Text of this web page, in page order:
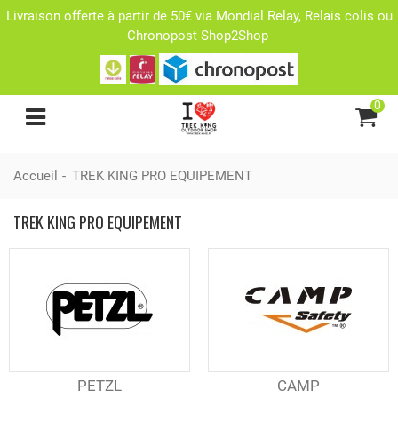
Livraison offerte à partir de 50€ via Mondial Relay, Relais colis ou
Chronopost Shop2Shop
0
Accueil - TREK KING PRO EQUIPEMENT
TREK KING PRO EQUIPEMENT
PETZL CAMP